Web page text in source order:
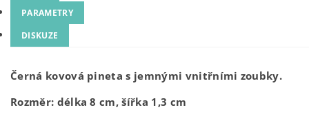
PARAMETRY
DISKUZE
Černá kovová pineta s jemnými vnitřními zoubky.
Rozměr: délka 8 cm, šířka 1,3 cm